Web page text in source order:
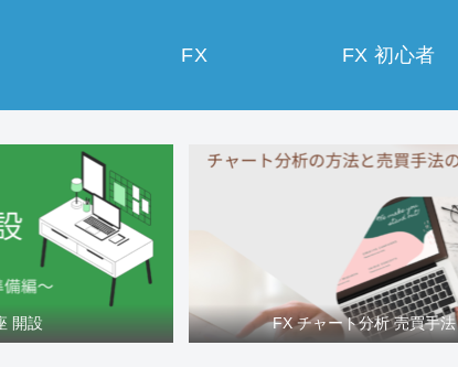
FX FX 初心者
開設 FX チャート分析 売買手法